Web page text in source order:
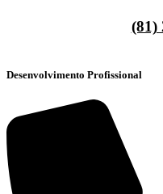
(81)
Desenvolvimento Profissional